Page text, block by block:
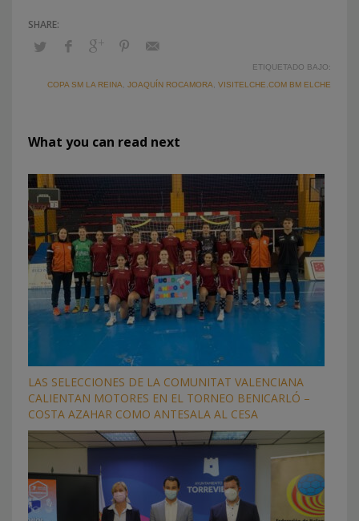
ETIQUETADO BAJO:
COPA SM LA REINA
JOAQUÍN ROCAMORA VISITELCHE.COM BM ELCHE
What you can read next
LAS SELECCIONES DE LA COMUNITAT VALENCIANA
CALIENTAN MOTORES EN EL TORNEO BENICARLÓ –
COSTA AZAHAR COMO ANTESALA AL CESA